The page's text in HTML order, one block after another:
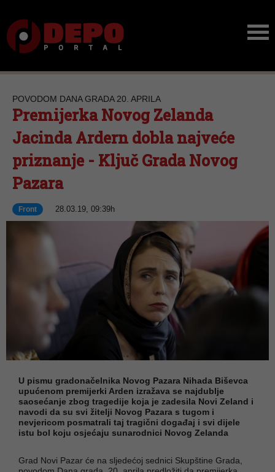
POVODOM DANA GRADA 20. APRILA
Premijerka Novog Zelanda
Jacinda Ardern dobla najveće
priznanje - Ključ Grada Novog
Pazara
Front 28.03.19, 09:39h
U pismu gradonačelnika Novog Pazara Nihada Biševca
upućenom premijerki Arden izražava se najdublje
saosećanje zbog tragedije koja je zadesila Novi Zeland i
navodi da su svi žitelji Novog Pazara s tugom i
nevjericom posmatrali taj tragični događaj i svi dijele
istu bol koju osjećaju sunarodnici Novog Zelanda
Grad Novi Pazar će na sljedećoj sednici Skupštine Grada,